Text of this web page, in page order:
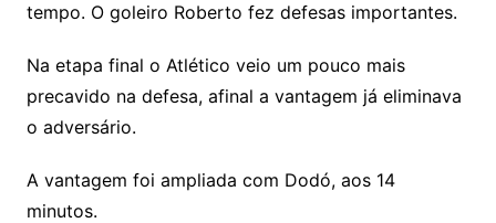
tempo. O goleiro Roberto fez defesas importantes.
Na etapa final o Atlético veio um pouco mais
precavido na defesa, afinal a vantagem já eliminava
o adversário.
A vantagem foi ampliada com Dodó, aos 14
minutos.